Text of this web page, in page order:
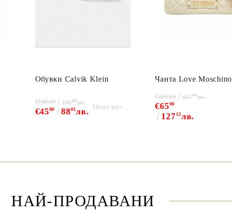
Обувки Calvik Klein
€4500 8801лв.
€100.00 19558лв.
Няма наличност
Чанта Love Мoschino
€6500
12713лв.
€239.00 46744лв.
НАЙ-ПРОДАВАНИ